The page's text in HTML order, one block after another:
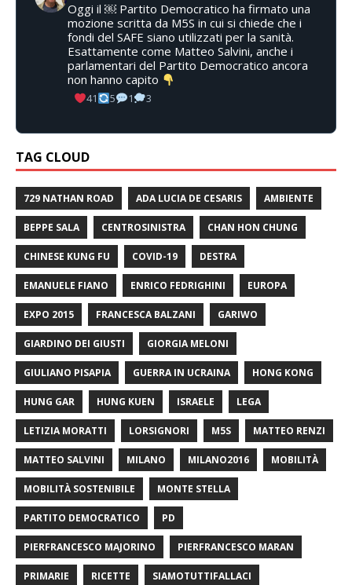
Oggi il ￼ Partito Democratico ha firmato una
mozione scritta da M5S in cui si chiede che i
fondi del SAFE siano utilizzati per la sanità.
Esattamente come Matteo Salvini, anche i
parlamentari del Partito Democratico ancora
non hanno capito
41 5 1 3
TAG CLOUD
729 NATHAN ROAD ADA LUCIA DE CESARIS AMBIENTE
BEPPE SALA CENTROSINISTRA CHAN HON CHUNG
CHINESE KUNG FU COVID-19 DESTRA
EMANUELE FIANO ENRICO FEDRIGHINI EUROPA
EXPO 2015 FRANCESCA BALZANI GARIWO
GIARDINO DEI GIUSTI GIORGIA MELONI
GIULIANO PISAPIA GUERRA IN UCRAINA HONG KONG
HUNG GAR HUNG KUEN ISRAELE LEGA
LETIZIA MORATTI LORSIGNORI M5S MATTEO RENZI
MATTEO SALVINI MILANO MILANO2016 MOBILITÀ
MOBILITÀ SOSTENIBILE MONTE STELLA
PARTITO DEMOCRATICO PD
PIERFRANCESCO MAJORINO PIERFRANCESCO MARAN
PRIMARIE RICETTE SIAMOTUTTIFALLACI